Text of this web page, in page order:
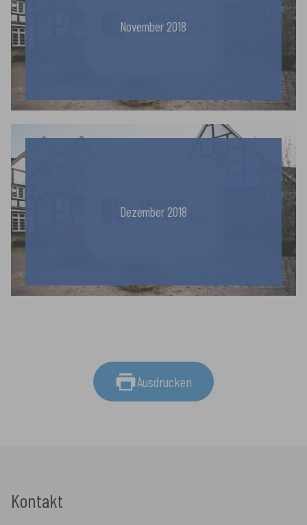
November 2018
Dezember 2018
Ausdrucken
Kontakt